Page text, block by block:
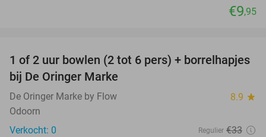
€9,95
47%
TODAY
1 of 2 uur bowlen (2 tot 6 pers) + borrelhapjes
bij De Oringer Marke
De Oringer Marke by Flow 8.9 star
Odoorn
Verkocht: 0
Regulier €33